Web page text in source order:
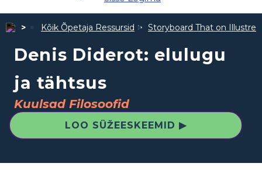
Kõik Õpetaja Ressursid Storyboard That on
Denis Diderot: elulugu
ja tähtsus
Kuulsad Filosoofid
LOO SÜŽEESKEEMID ▶